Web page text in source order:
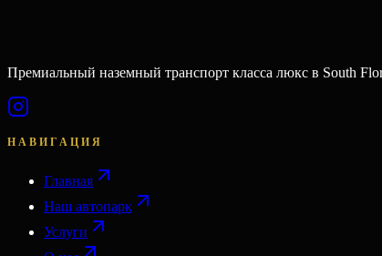
Премиальный наземный транспорт класса люкс в South
НАВИГАЦИЯ
Главная
Наш автопарк
Услуги